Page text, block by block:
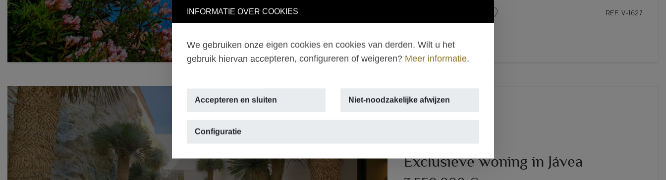
INFORMATIE OVER COOKIES
We gebruiken onze eigen cookies en cookies van derden. Wilt u het
gebruik hiervan accepteren, configureren of weigeren? Meer informatie.
Accepteren en sluiten Niet-noodzakelijke afwijzen
Configuratie
REF. V-1627
Exclusieve woning in Jávea